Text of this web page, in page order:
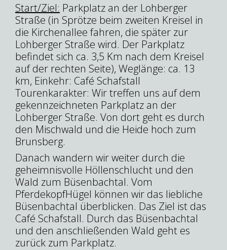
Start/Ziel: Parkplatz an der Lohberger
Straße (in Sprötze beim zweiten Kreisel in
die Kirchenallee fahren, die später zur
Lohberger Straße wird. Der Parkplatz
befindet sich ca. 3,5 Km nach dem Kreisel
auf der rechten Seite), Weglänge: ca. 13
km, Einkehr: Café Schafstall
Tourenkarakter: Wir treffen uns auf dem
gekennzeichneten Parkplatz an der
Lohberger Straße. Von dort geht es durch
den Mischwald und die Heide hoch zum
Brunsberg.
Danach wandern wir weiter durch die
geheimnisvolle Höllenschlucht und den
Wald zum Büsenbachtal. Vom
PferdekopfHügel können wir das liebliche
Büsenbachtal überblicken. Das Ziel ist das
Café Schafstall. Durch das Büsenbachtal
und den anschließenden Wald geht es
zurück zum Parkplatz.